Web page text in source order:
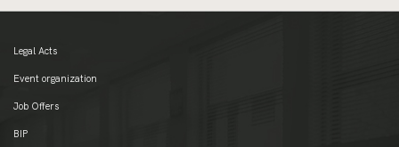
Legal Acts
Event organization
Job Offers
BIP